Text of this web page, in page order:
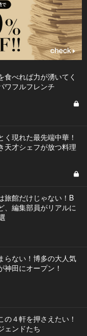
食べれば力が湧いてく
ワフルフレンチ
く現れた最先端中華！
天才シェフが放つ料理
旅館だけじゃない！B
、編集部員がリアルに
らない！博多の大人気
神田にオープン！
の４軒を押さえたい！
ェンドたち